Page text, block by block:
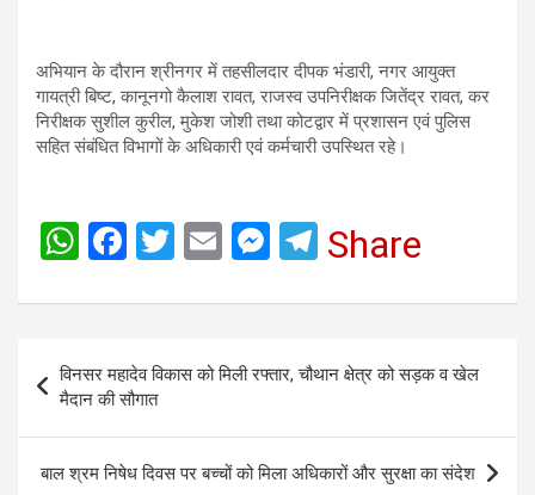
अभियान के दौरान श्रीनगर में तहसीलदार दीपक भंडारी, नगर आयुक्त
गायत्री बिष्ट, कानूनगो कैलाश रावत, राजस्व उपनिरीक्षक जितेंद्र रावत, कर
निरीक्षक सुशील कुरील, मुकेश जोशी तथा कोटद्वार में प्रशासन एवं पुलिस
सहित संबंधित विभागों के अधिकारी एवं कर्मचारी उपस्थित रहे।
W
at
A
p
p
F
ce
b
o
o
k
T
tt
E
ail
M
se
g
er
T
e
gr
a
m
Share
Post
navigation
विनसर महादेव विकास को मिली रफ्तार, चौथान क्षेत्र को सड़क व खेल
मैदान की सौगात
बाल श्रम निषेध दिवस पर बच्चों को मिला अधिकारों और सुरक्षा का संदेश